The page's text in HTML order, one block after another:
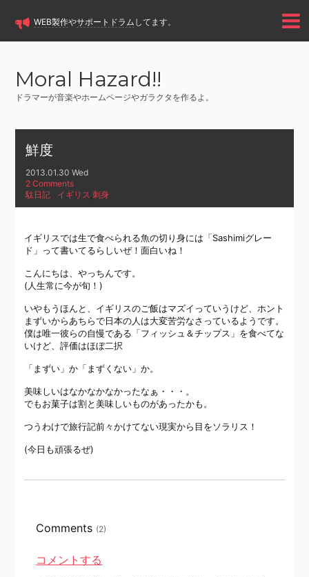
WEB製作やサポートドラム してます。
Moral Hazard!!
ドラマーが音楽やホームページやガラクタを作るよ。
鮮度
2013.01.30 Wed
2 Comments
駄日記
イギリス,刺身
イギリスでは生で食べられる魚の切り身には「Sashimiグレー
ド」って書いてるらしいぜ！面白いね！
こんにちは、やっちんです。
(人生常に今が旬！)
いやもうほんと、イギリスのご飯はマズイっていうけど、ホント
まずいからあちらで日本の人は大変苦労なさっているようです。
僕は唯一彼らの自慢である「フィッシュ＆チップス」を食べてな
いけど、評価はほぼ二択
「まずい」か「まずくない」か。
美味しいはなかなかなかったなぁ・・・。
でもお菓子は割と美味しいものがあったかも。
つうわけで旅行記前々かけてない現実から目をソラリス！
(今日も頑張るぜ)
Comments (2)
コメントする